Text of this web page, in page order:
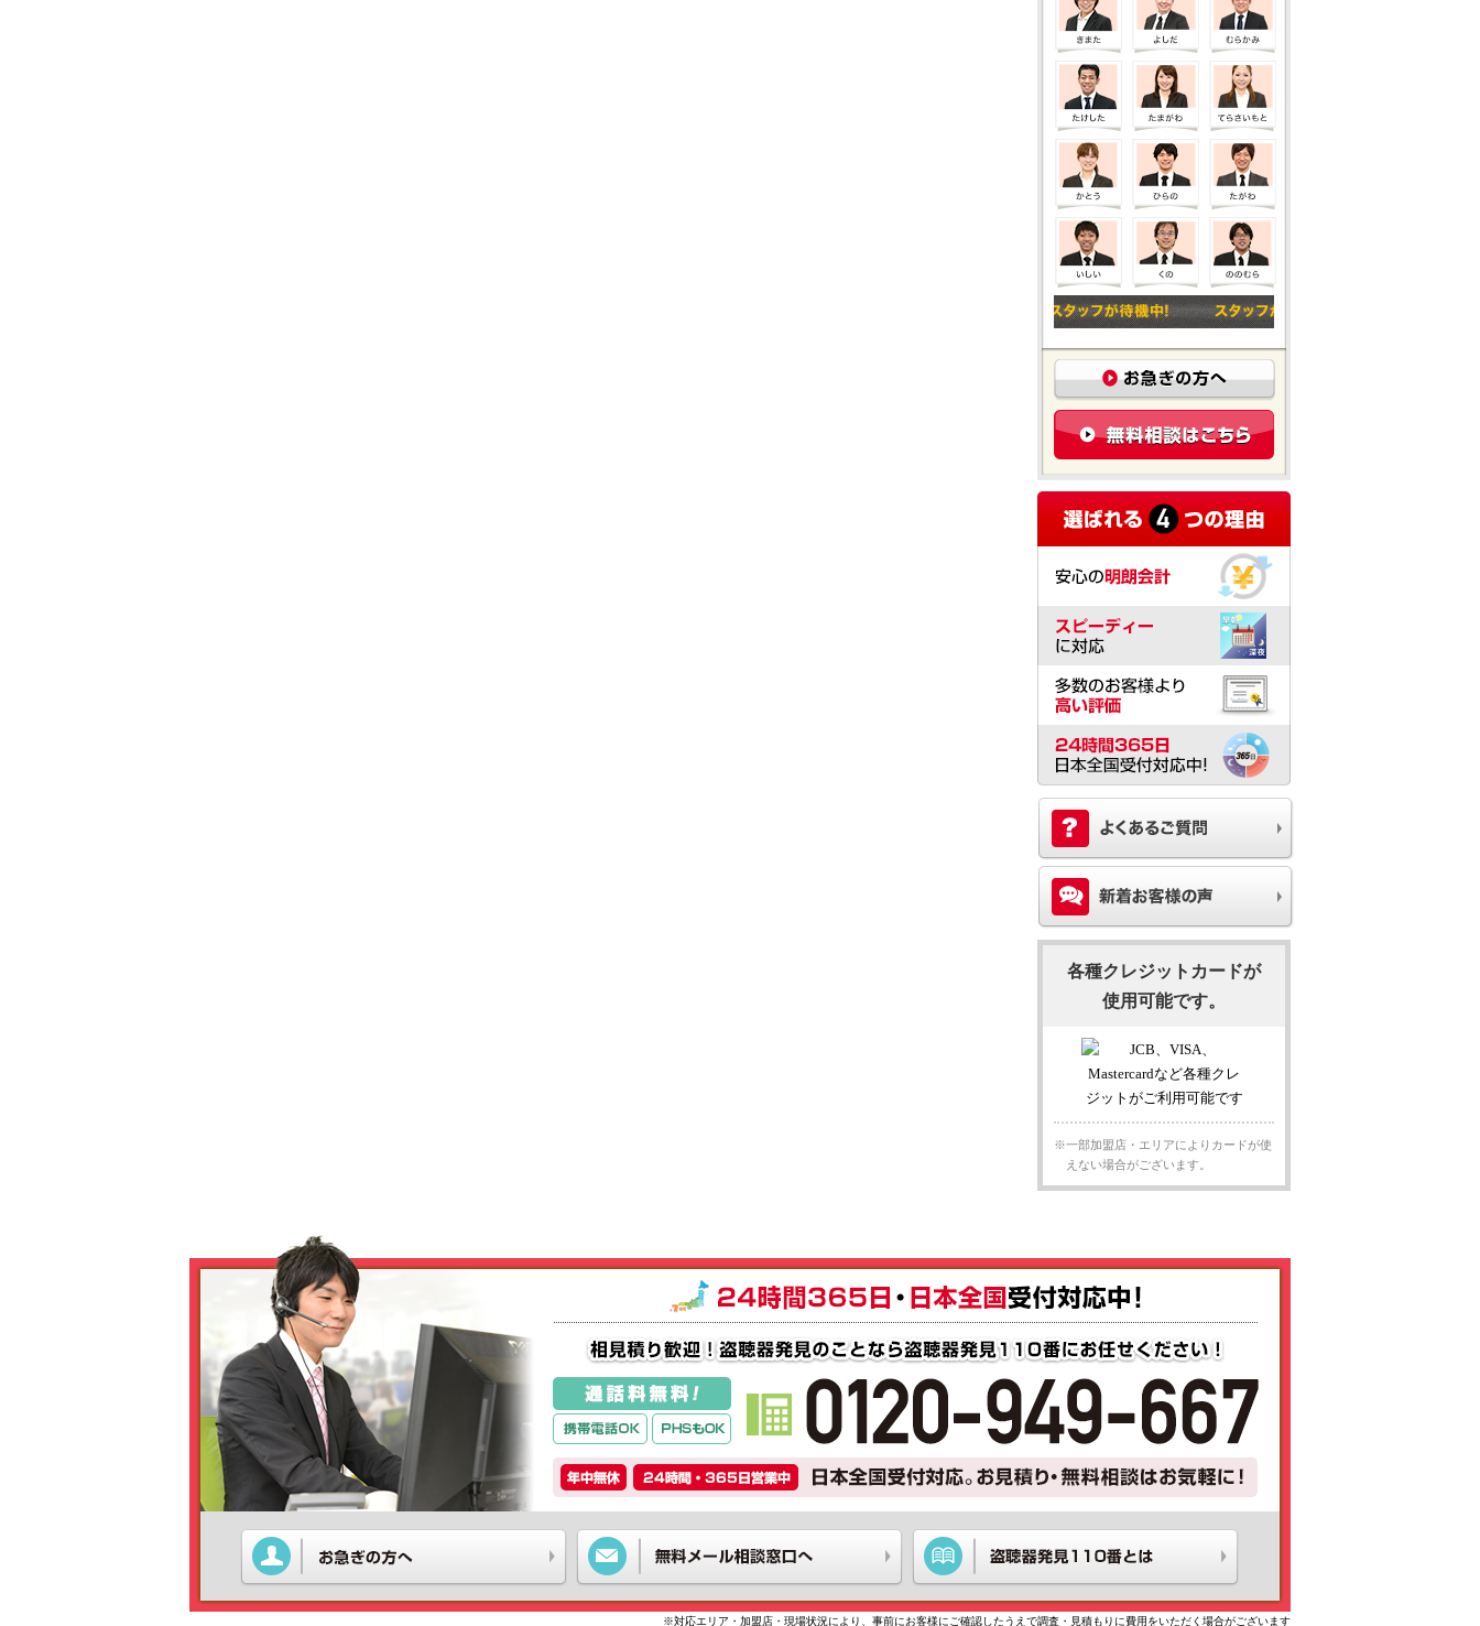
各種クレジットカードが
使用可能です。
※一部加盟店・エリアによりカードが使
えない場合がございます。
※対応エリア・加盟店・現場状況により、事前にお客様にご確認したうえで調査・見積もりに費用をいただく場合がございます